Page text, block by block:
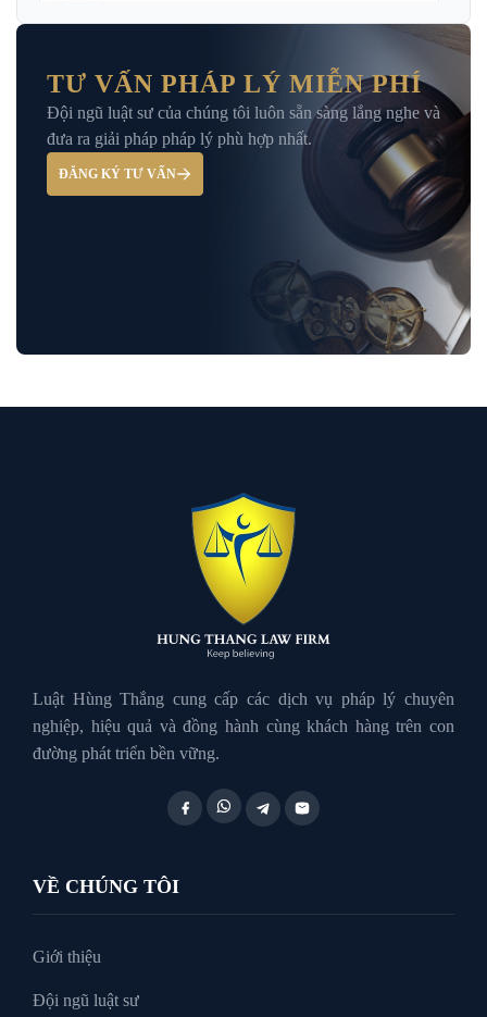
Giải Đáp – Tư Vấn Pháp Luật Hình Sự
Hỏi đáp và tư vấn pháp luật
Luật Bảo Hiểm Xã Hội
Luật Giao Thông
Luật Hành Chính
Luật Hôn Nhân Gia Đình
TƯ VẤN PHÁP LÝ MIỄN PHÍ
Đội ngũ luật sư của chúng tôi luôn sẵn sàng lắng nghe và
đưa ra giải pháp pháp lý phù hợp nhất.
ĐĂNG KÝ TƯ VẤN
Luật Hùng Thắng cung cấp các dịch vụ pháp lý chuyên
nghiệp, hiệu quả và đồng hành cùng khách hàng trên con
đường phát triển bền vững.
VỀ CHÚNG TÔI
Giới thiệu
Đội ngũ luật sư